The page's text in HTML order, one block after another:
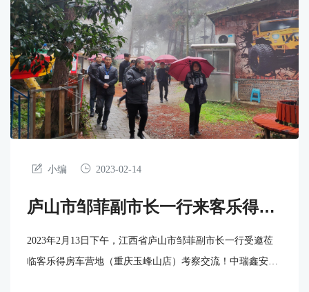
小编 2023-02-14
庐山市邹菲副市长一行来客乐得房
车营地(重庆玉峰山店)考察交流
2023年2月13日下午，江西省庐山市邹菲副市长一行受邀莅
临客乐得房车营地（重庆玉峰山店）考察交流！中瑞鑫安集